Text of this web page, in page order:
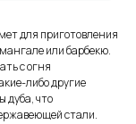
для приготовления
или барбекю.
с огня
либо другие
дуба, что
стали.